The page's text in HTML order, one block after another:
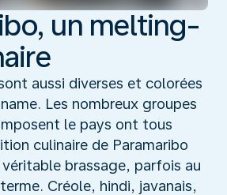
un melting-
aussi diverses et colorées
Les nombreux groupes
le pays ont tous
culinaire de Paramaribo
brassage, parfois au
Créole, hindi, javanais,